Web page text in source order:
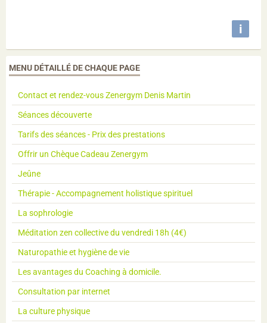
i
MENU DÉTAILLÉ DE CHAQUE PAGE
Contact et rendez-vous Zenergym Denis Martin
Séances découverte
Tarifs des séances - Prix des prestations
Offrir un Chèque Cadeau Zenergym
Jeûne
Thérapie - Accompagnement holistique spirituel
La sophrologie
Méditation zen collective du vendredi 18h (4€)
Naturopathie et hygiène de vie
Les avantages du Coaching à domicile.
Consultation par internet
La culture physique